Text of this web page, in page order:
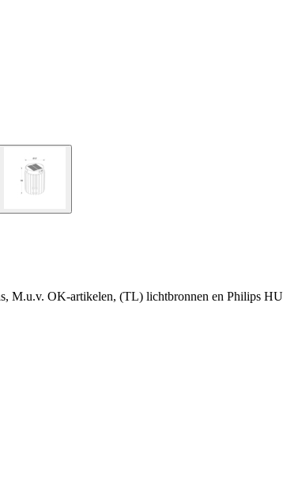
M.u.v. OK-artikelen, (TL) lichtbronnen en Philips